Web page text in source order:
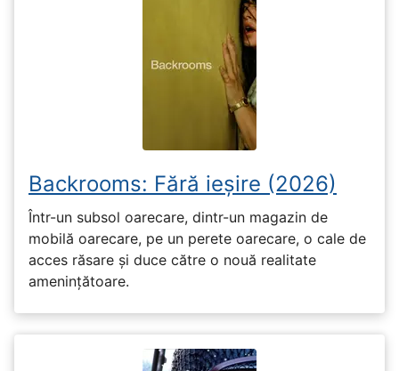
Backrooms: Fără ieșire (2026)
Într-un subsol oarecare, dintr-un magazin de
mobilă oarecare, pe un perete oarecare, o cale de
acces răsare și duce către o nouă realitate
amenințătoare.